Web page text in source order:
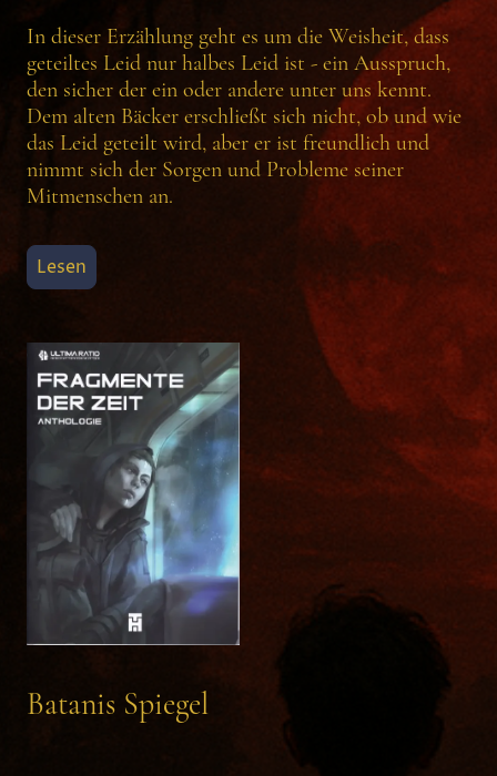
In dieser Erzählung geht es um die Weisheit, dass
geteiltes Leid nur halbes Leid ist - ein Ausspruch,
den sicher der ein oder andere unter uns kennt.
Dem alten Bäcker erschließt sich nicht, ob und wie
das Leid geteilt wird, aber er ist freundlich und
nimmt sich der Sorgen und Probleme seiner
Mitmenschen an.
Lesen
Batanis Spiegel